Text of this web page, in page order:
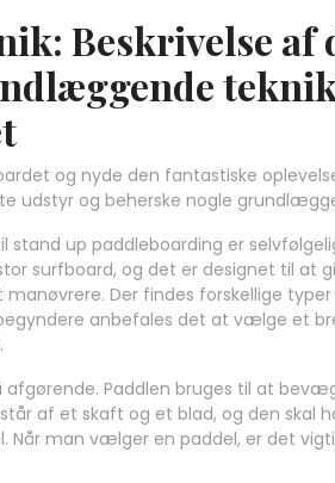
Beskrivelse af
og nyde den fantastiske
udstyr og beherske nogle
stand up paddleboarding er
surfboard, og det er designet til at
Der findes forskellige
anbefales det at vælge et
afgørende. Paddlen bruges til at
af et skaft og et blad, og den
Når man vælger en paddel, er det